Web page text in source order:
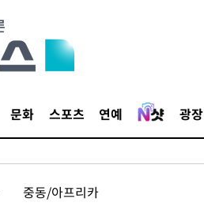
문화 스포츠 연예 광장
중동/아프리카